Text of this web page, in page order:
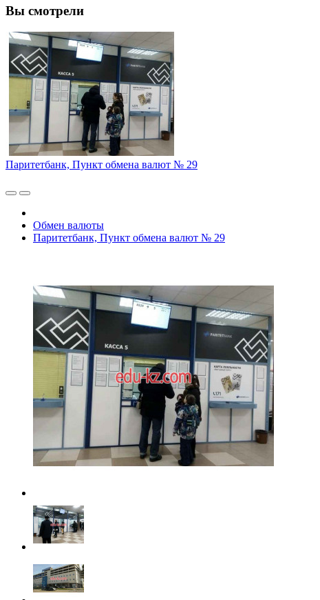
Вы смотрели
Паритетбанк, Пункт обмена валют № 29
Обмен валюты
Паритетбанк, Пункт обмена валют № 29